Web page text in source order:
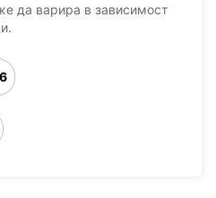
да варира в зависимост